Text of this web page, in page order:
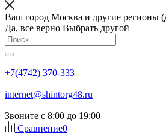
Ваш город Москва и другие регионы
Да, все верно Выбрать другой
+7(4742) 370-333
internet@shintorg48.ru
Звоните с 8:00 до 19:00
Сравнение0